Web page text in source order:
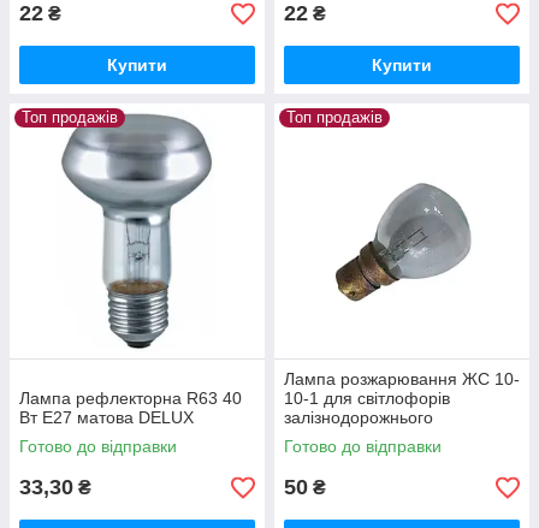
22 ₴
Купити
22 ₴
Купити
Топ продажів
Лампа рефлекторна R63 40
Вт Е27 матова DELUX
Готово до відправки
33,30 ₴
Топ продажів
Лампа розжарювання ЖС 10-
10-1 для світлофорів
залізнодорожнього
транспорту
Готово до відправки
50 ₴